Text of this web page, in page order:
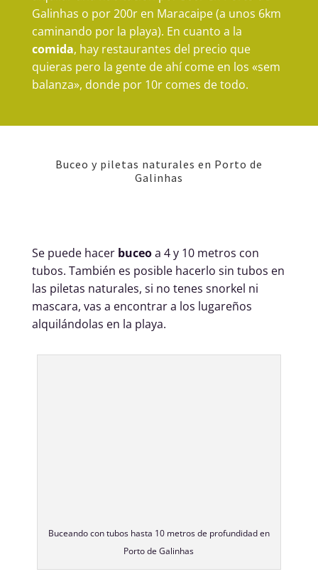
Galinhas o por 200r en Maracaipe (a unos 6km
caminando por la playa). En cuanto a la
comida, hay restaurantes del precio que
quieras pero la gente de ahí come en los «sem
balanza», donde por 10r comes de todo.
Buceo y piletas naturales en Porto de
Galinhas
Se puede hacer buceoa 4 y 10 metros con
tubos. También es posible hacerlo sin tubos en
las piletas naturales, si no tenes snorkel ni
mascara, vas a encontrar a los lugareños
alquilándolas en la playa.
Buceando con tubos hasta 10 metros de profundidad en
Porto de Galinhas